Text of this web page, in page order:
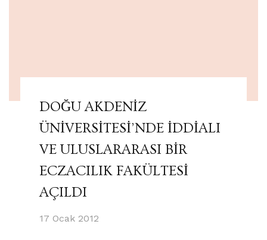
DOĞU AKDENİZ
ÜNİVERSİTESİ’NDE İDDİALI
VE ULUSLARARASI BİR
ECZACILIK FAKÜLTESİ
AÇILDI
17 Ocak 2012